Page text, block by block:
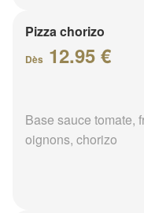
Pizza chorizo
Dès 12.95 €
Base sauce tomate,
oignons, chorizo